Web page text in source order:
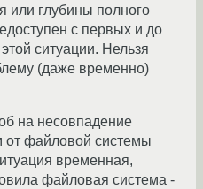
или глубины полного
с первых и до
ситуации. Нельзя
(даже временно)
на несовпадение
от файловой системы
временная,
файловая система -